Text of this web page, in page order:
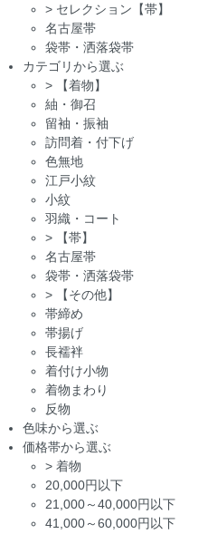
> セレクション【帯】
名古屋帯
袋帯・洒落袋帯
カテゴリから選ぶ
>
【着物】
紬・御召
留袖・振袖
訪問着・付下げ
色無地
江戸小紋
小紋
羽織・コート
>
【帯】
名古屋帯
袋帯・洒落袋帯
>
【その他】
帯締め
帯揚げ
長襦袢
着付け小物
着物まわり
反物
色味から選ぶ
価格帯から選ぶ
> 着物
20,000円以下
21,000～40,000円以下
41,000～60,000円以下